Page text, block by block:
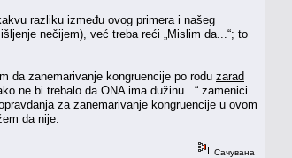
razliku između ovog primera i našeg
nečijem), već treba reći „Mislim da...“; to
da zanemarivanje kongruencije po rodu zarad
ne bi trebalo da ONA ima dužinu...“ zamenici
za zanemarivanje kongruencije u ovom
da nije.
Сачувана